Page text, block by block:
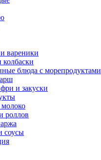
вареники
блюда с морепродуктами
и закуски
молоко
роллов
соусы